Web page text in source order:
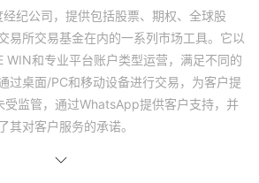
经纪公司，提供包括股票、期权、全球股
易所交易基金在内的一系列市场工具。它以
WIN和专业平台账户类型运营，满足不同的
过桌面/PC和移动设备进行交易，为客户提
监管，通过WhatsApp提供客户支持，并
其对客户服务的承诺。